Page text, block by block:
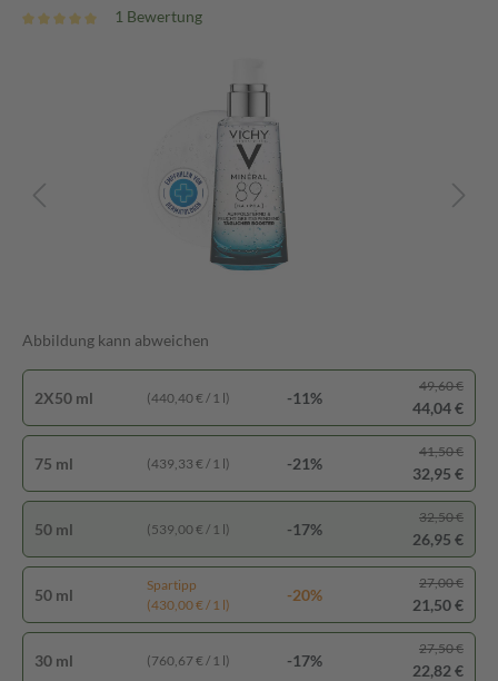
1 Bewertung
Abbildung kann abweichen
2X50 ml (440,40 € / 1 l) -11%
49,60 €
44,04 €
75 ml (439,33 € / 1 l) -21%
41,50 €
32,95 €
50 ml (539,00 € / 1 l) -17%
32,50 €
26,95 €
50 ml
Spartipp
(430,00 € / 1 l)
-20%
27,00 €
21,50 €
30 ml (760,67 € / 1 l) -17%
27,50 €
22,82 €